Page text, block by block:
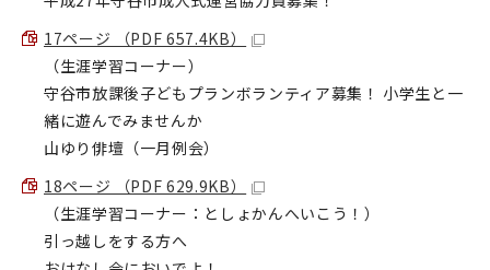
17ページ （PDF 657.4KB）
（生涯学習コーナー）
守谷市放課後子どもプランボランティア募集！ 小学生と一
緒に遊んでみませんか
山ゆり俳壇（一月例会）
18ページ （PDF 629.9KB）
（生涯学習コーナー：としょかんへいこう！）
引っ越しをする方へ